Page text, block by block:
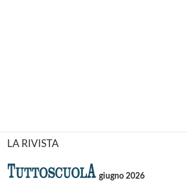
LA RIVISTA
giugno 2026